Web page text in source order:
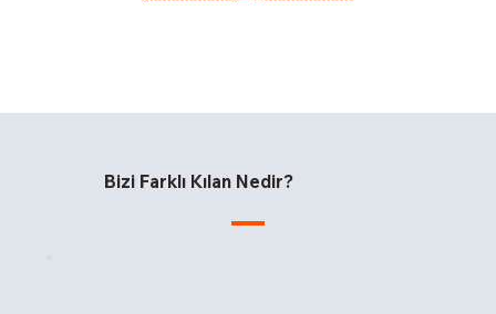
Bizi Farklı Kılan Nedir?